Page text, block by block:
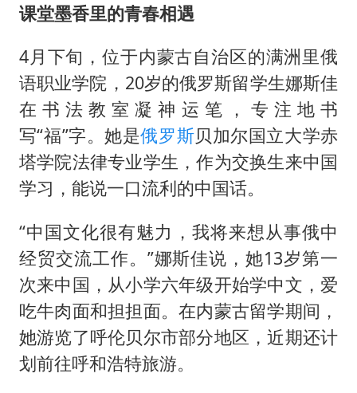
奋进开新局 实干挑大梁
课堂墨香里的青春相遇
4月下旬，位于内蒙古自治区的满洲里俄
语职业学院，20岁的俄罗斯留学生娜斯佳
在书法教室凝神运笔，专注地书
写“福”字。她是俄罗斯贝加尔国立大学赤
塔学院法律专业学生，作为交换生来中国
学习，能说一口流利的中国话。
“中国文化很有魅力，我将来想从事俄中
经贸交流工作。”娜斯佳说，她13岁第一
次来中国，从小学六年级开始学中文，爱
吃牛肉面和担担面。在内蒙古留学期间，
她游览了呼伦贝尔市部分地区，近期还计
划前往呼和浩特旅游。